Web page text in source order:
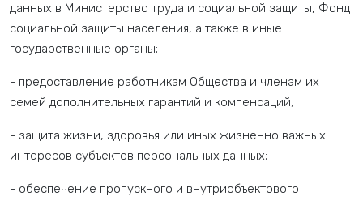
данных в Министерство труда и социальной защиты, Фонд
социальной защиты населения, а также в иные
государственные органы;
- предоставление работникам Общества и членам их
семей дополнительных гарантий и компенсаций;
- защита жизни, здоровья или иных жизненно важных
интересов субъектов персональных данных;
- обеспечение пропускного и внутриобъектового